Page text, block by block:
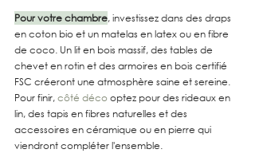
Pour votre chambre, investissez dans des draps
en coton bio et un matelas en latex ou en fibre
de coco. Un lit en bois massif, des tables de
chevet en rotin et des armoires en bois certifié
FSC créeront une atmosphère saine et sereine.
Pour finir, côté déco optez pour des rideaux en
lin, des tapis en fibres naturelles et des
accessoires en céramique ou en pierre qui
viendront compléter l'ensemble.